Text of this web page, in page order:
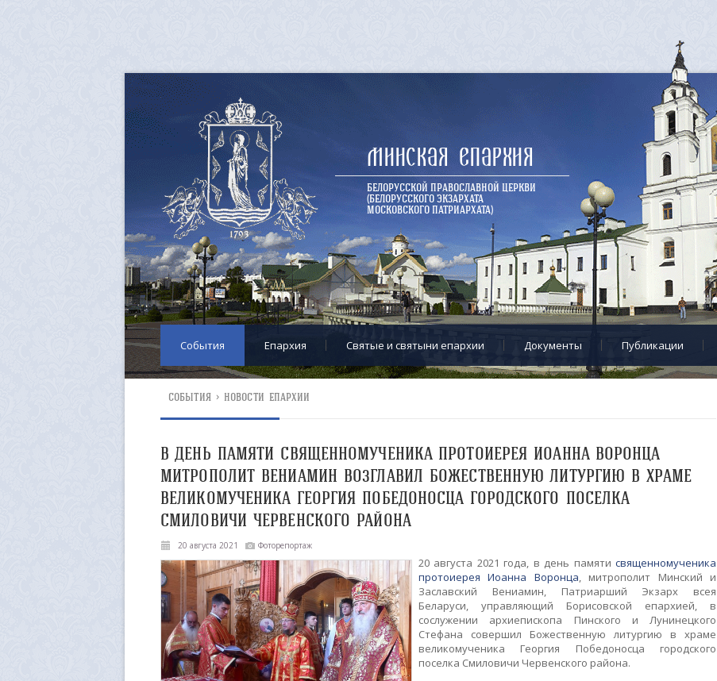
Минская епархия
БЕЛОРУССКОЙ ПРАВОСЛАВНОЙ ЦЕРКВИ
(БЕЛОРУССКОГО ЭКЗАРХАТА
МОСКОВСКОГО ПАТРИАРХАТА)
События Епархия Cвятые и святыни епархии Документы Публикации
СОБЫТИЯ>НОВОСТИ ЕПАРХИИ
В ДЕНЬ ПАМЯТИ СВЯЩЕННОМУЧЕНИКА ПРОТОИЕРЕЯ ИОАННА ВОРОНЦА
МИТРОПОЛИТ ВЕНИАМИН ВОЗГЛАВИЛ БОЖЕСТВЕННУЮ ЛИТУРГИЮ В ХРАМЕ
ВЕЛИКОМУЧЕНИКА ГЕОРГИЯ ПОБЕДОНОСЦА ГОРОДСКОГО ПОСЕЛКА
СМИЛОВИЧИ ЧЕРВЕНСКОГО РАЙОНА
20 августа 2021 Фоторепортаж
20 августа 2021 года, в день памяти священномученика
протоиерея Иоанна Воронца, митрополит Минский и
Заславский Вениамин, Патриарший Экзарх всея
Беларуси, управляющий Борисовской епархией, в
сослужении архиепископа Пинского и Лунинецкого
Стефана совершил Божественную литургию в храме
великомученика Георгия Победоносца городского
поселка Смиловичи Червенского района.